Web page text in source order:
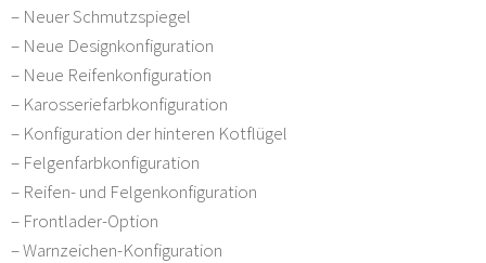
– Neuer Schmutzspiegel
– Neue Designkonfiguration
– Neue Reifenkonfiguration
– Karosseriefarbkonfiguration
– Konfiguration der hinteren Kotflügel
– Felgenfarbkonfiguration
– Reifen- und Felgenkonfiguration
– Frontlader-Option
– Warnzeichen-Konfiguration